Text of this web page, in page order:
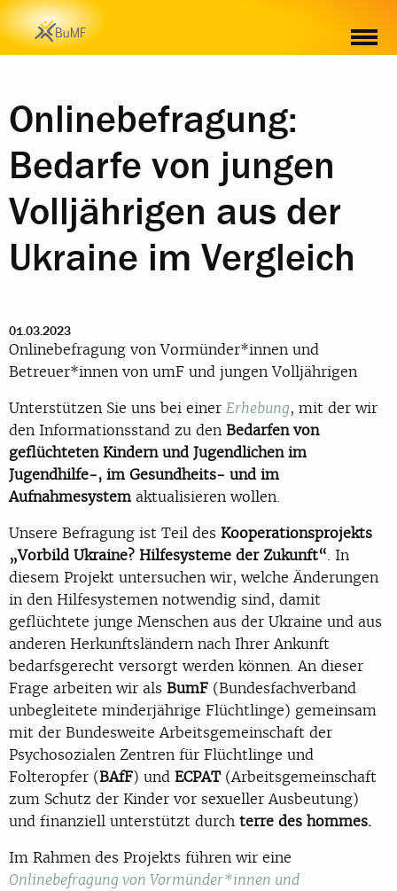
Onlinebefragung:
Bedarfe von jungen
Volljährigen aus der
Ukraine im Vergleich
01.03.2023
Onlinebefragung von Vormünder*innen und
Betreuer*innen von umF und jungen Volljährigen
Unterstützen Sie uns bei einer Erhebung, mit der wir
den Informationsstand zu den Bedarfen von
geflüchteten Kindern und Jugendlichen im
Jugendhilfe-, im Gesundheits- und im
Aufnahmesystem aktualisieren wollen.
Unsere Befragung ist Teil des Kooperationsprojekts
„Vorbild Ukraine? Hilfesysteme der Zukunft“. In
diesem Projekt untersuchen wir, welche Änderungen
in den Hilfesystemen notwendig sind, damit
geflüchtete junge Menschen aus der Ukraine und aus
anderen Herkunftsländern nach Ihrer Ankunft
bedarfsgerecht versorgt werden können. An dieser
Frage arbeiten wir als BumF (Bundesfachverband
unbegleitete minderjährige Flüchtlinge) gemeinsam
mit der Bundesweite Arbeitsgemeinschaft der
Psychosozialen Zentren für Flüchtlinge und
Folteropfer (BAfF) und ECPAT(Arbeitsgemeinschaft
zum Schutz der Kinder vor sexueller Ausbeutung)
und finanziell unterstützt durch terre des hommes.
Im Rahmen des Projekts führen wir eine
Onlinebefragung von Vormünder*innen und